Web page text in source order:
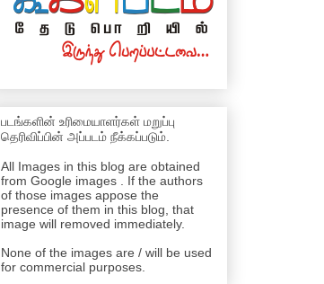
படங்களின் உரிமையாளர்கள் மறுப்பு
தெரிவிப்பின் அப்படம் நீக்கப்படும்.
All Images in this blog are obtained
from Google images . If the authors
of those images appose the
presence of them in this blog, that
image will removed immediately.
None of the images are / will be used
for commercial purposes.